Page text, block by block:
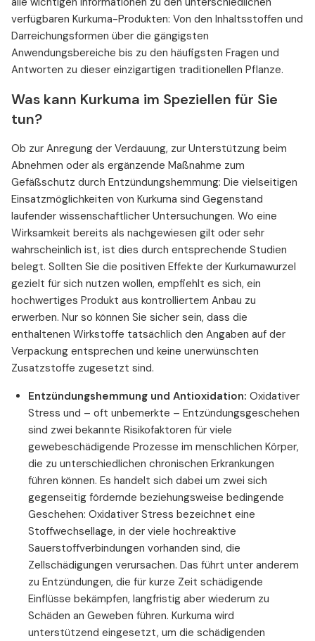
verfügbaren Kurkuma-Produkten: Von den Inhaltsstoffen und
Darreichungsformen über die gängigsten
Anwendungsbereiche bis zu den häufigsten Fragen und
Antworten zu dieser einzigartigen traditionellen Pflanze.
Was kann Kurkuma im Speziellen für Sie
tun?
Ob zur Anregung der Verdauung, zur Unterstützung beim
Abnehmen oder als ergänzende Maßnahme zum
Gefäßschutz durch Entzündungshemmung: Die vielseitigen
Einsatzmöglichkeiten von Kurkuma sind Gegenstand
laufender wissenschaftlicher Untersuchungen. Wo eine
Wirksamkeit bereits als nachgewiesen gilt oder sehr
wahrscheinlich ist, ist dies durch entsprechende Studien
belegt. Sollten Sie die positiven Effekte der Kurkumawurzel
gezielt für sich nutzen wollen, empfiehlt es sich, ein
hochwertiges Produkt aus kontrolliertem Anbau zu
erwerben. Nur so können Sie sicher sein, dass die
enthaltenen Wirkstoffe tatsächlich den Angaben auf der
Verpackung entsprechen und keine unerwünschten
Zusatzstoffe zugesetzt sind.
Entzündungshemmung und Antioxidation: Oxidativer
Stress und – oft unbemerkte – Entzündungsgeschehen
sind zwei bekannte Risikofaktoren für viele
gewebeschädigende Prozesse im menschlichen Körper,
die zu unterschiedlichen chronischen Erkrankungen
führen können. Es handelt sich dabei um zwei sich
gegenseitig fördernde beziehungsweise bedingende
Geschehen: Oxidativer Stress bezeichnet eine
Stoffwechsellage, in der viele hochreaktive
Sauerstoffverbindungen vorhanden sind, die
Zellschädigungen verursachen. Das führt unter anderem
zu Entzündungen, die für kurze Zeit schädigende
Einflüsse bekämpfen, langfristig aber wiederum zu
Schäden an Geweben führen. Kurkuma wird
unterstützend eingesetzt, um die schädigenden